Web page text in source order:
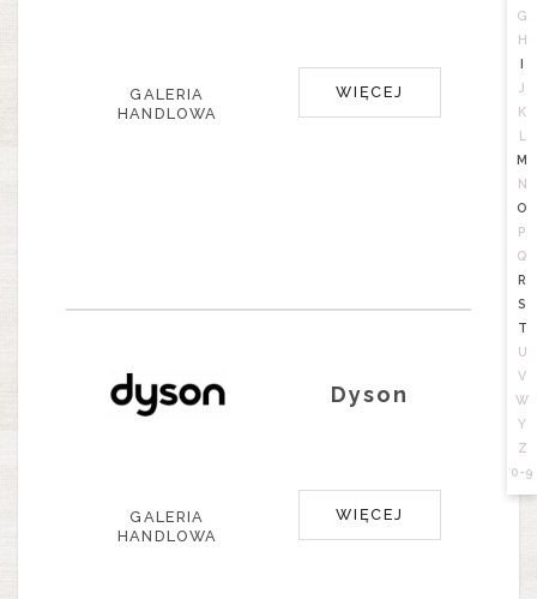
G
H
I
J
K
L
M
N
O
P
Q
R
S
T
U
V
W
Y
Z
0-9
GALERIA
HANDLOWA
WIĘCEJ
Dyson
GALERIA
HANDLOWA
WIĘCEJ